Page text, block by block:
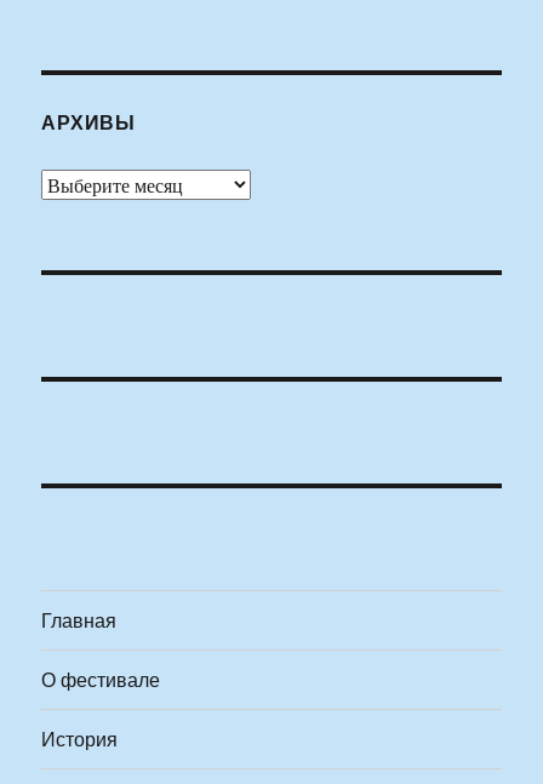
АРХИВЫ
Архивы
Главная
О фестивале
История